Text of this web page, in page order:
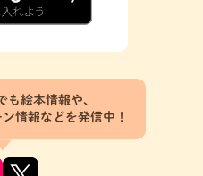
も絵本情報や、
情報などを発信中！